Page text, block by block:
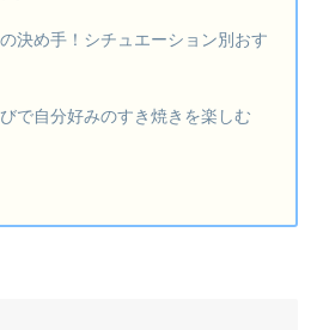
決め手！シチュエーション別おす
で自分好みのすき焼きを楽しむ